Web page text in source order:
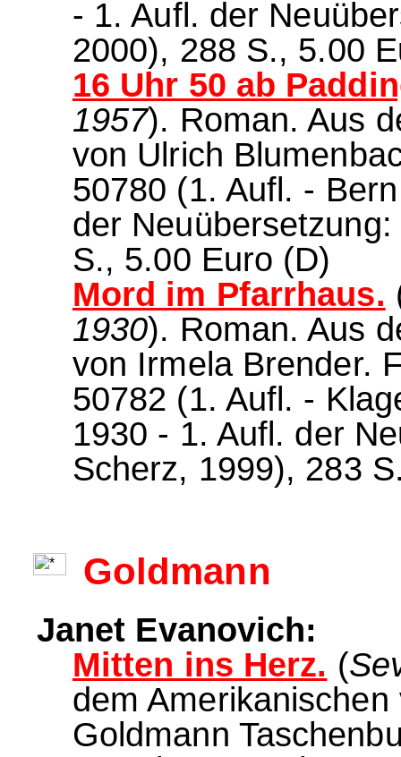
- 1. Aufl. der
2000), 288 S., 5.00
16 Uhr 50 ab
1957). Roman. Aus
von Ulrich
50780 (1. Aufl. -
der
S., 5.00 Euro (D)
Mord im Pfarrhaus.
1930). Roman. Aus
von Irmela Brender.
50782 (1. Aufl. -
1930 - 1. Aufl. der
Scherz, 1999), 283
Goldmann
Janet Evanovich:
Mitten ins Herz. (
dem
Goldmann